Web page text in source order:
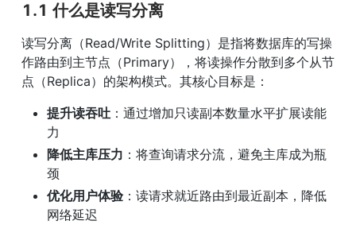
1.1 什么是读写分离
读写分离（Read/Write Splitting）是指将数据库的写操
作路由到主节点（Primary），将读操作分散到多个从节
点（Replica）的架构模式。其核心目标是：
提升读吞吐 ：通过增加只读副本数量水平扩展读能
力
降低主库压力 ：将查询请求分流，避免主库成为瓶
颈
优化用户体验：读请求就近路由到最近副本，降低
网络延迟